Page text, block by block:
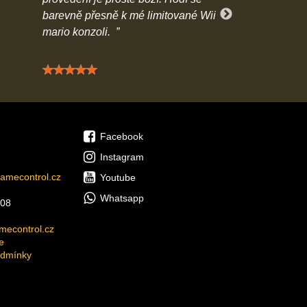
barevně přesně k mé limitované Wii
mario konzoli.
Hodnocení: 5 / 5
předčil mé
Facebook
Instagram
Youtube
Whatsapp